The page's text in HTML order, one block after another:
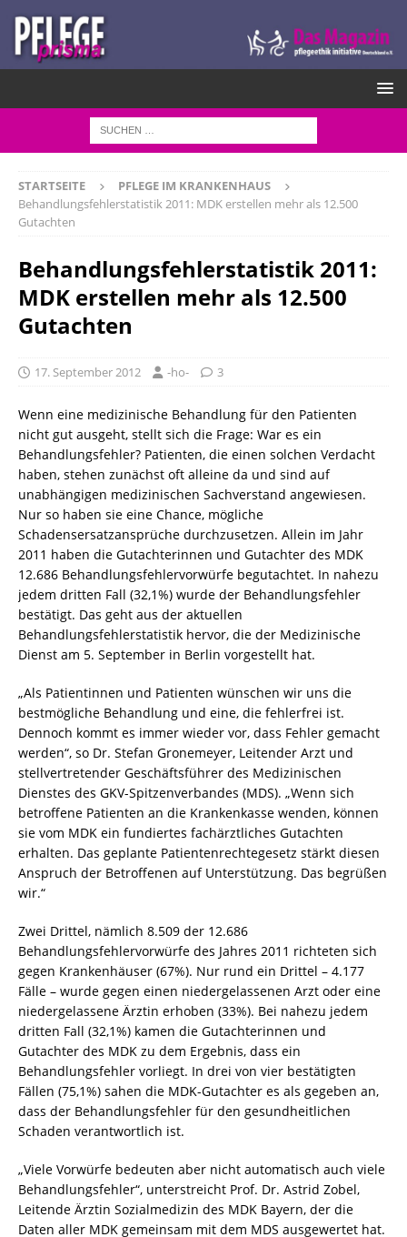
STARTSEITE
PFLEGE IM KRANKENHAUS
Behandlungsfehlerstatistik 2011: MDK erstellen mehr als 12.500
Gutachten
Behandlungsfehlerstatistik 2011:
MDK erstellen mehr als 12.500
Gutachten
17. September 2012 -ho- 3
Wenn eine medizinische Behandlung für den Patienten
nicht gut ausgeht, stellt sich die Frage: War es ein
Behandlungsfehler? Patienten, die einen solchen Verdacht
haben, stehen zunächst oft alleine da und sind auf
unabhängigen medizinischen Sachverstand angewiesen.
Nur so haben sie eine Chance, mögliche
Schadensersatzansprüche durchzusetzen. Allein im Jahr
2011 haben die Gutachterinnen und Gutachter des MDK
12.686 Behandlungsfehlervorwürfe begutachtet. In nahezu
jedem dritten Fall (32,1%) wurde der Behandlungsfehler
bestätigt. Das geht aus der aktuellen
Behandlungsfehlerstatistik hervor, die der Medizinische
Dienst am 5. September in Berlin vorgestellt hat.
„Als Patientinnen und Patienten wünschen wir uns die
bestmögliche Behandlung und eine, die fehlerfrei ist.
Dennoch kommt es immer wieder vor, dass Fehler gemacht
werden“, so Dr. Stefan Gronemeyer, Leitender Arzt und
stellvertretender Geschäftsführer des Medizinischen
Dienstes des GKV-Spitzenverbandes (MDS). „Wenn sich
betroffene Patienten an die Krankenkasse wenden, können
sie vom MDK ein fundiertes fachärztliches Gutachten
erhalten. Das geplante Patientenrechtegesetz stärkt diesen
Anspruch der Betroffenen auf Unterstützung. Das begrüßen
wir.“
Zwei Drittel, nämlich 8.509 der 12.686
Behandlungsfehlervorwürfe des Jahres 2011 richteten sich
gegen Krankenhäuser (67%). Nur rund ein Drittel – 4.177
Fälle – wurde gegen einen niedergelassenen Arzt oder eine
niedergelassene Ärztin erhoben (33%). Bei nahezu jedem
dritten Fall (32,1%) kamen die Gutachterinnen und
Gutachter des MDK zu dem Ergebnis, dass ein
Behandlungsfehler vorliegt. In drei von vier bestätigten
Fällen (75,1%) sahen die MDK-Gutachter es als gegeben an,
dass der Behandlungsfehler für den gesundheitlichen
Schaden verantwortlich ist.
„Viele Vorwürfe bedeuten aber nicht automatisch auch viele
Behandlungsfehler“, unterstreicht Prof. Dr. Astrid Zobel,
Leitende Ärztin Sozialmedizin des MDK Bayern, der die
Daten aller MDK gemeinsam mit dem MDS ausgewertet hat.